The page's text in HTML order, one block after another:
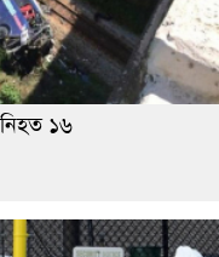
১৬